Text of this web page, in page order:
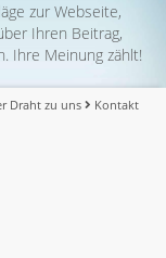
zur Webseite,
Ihren Beitrag,
Ihre Meinung zählt!
Draht zu uns Kontakt